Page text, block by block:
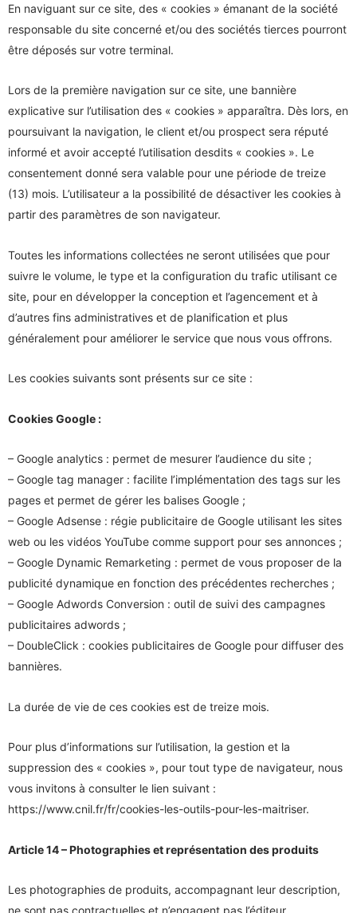
En naviguant sur ce site, des « cookies » émanant de la société
responsable du site concerné et/ou des sociétés tierces pourront
être déposés sur votre terminal.
Lors de la première navigation sur ce site, une bannière
explicative sur l’utilisation des « cookies » apparaîtra. Dès lors, en
poursuivant la navigation, le client et/ou prospect sera réputé
informé et avoir accepté l’utilisation desdits « cookies ». Le
consentement donné sera valable pour une période de treize
(13) mois. L’utilisateur a la possibilité de désactiver les cookies à
partir des paramètres de son navigateur.
Toutes les informations collectées ne seront utilisées que pour
suivre le volume, le type et la configuration du trafic utilisant ce
site, pour en développer la conception et l’agencement et à
d’autres fins administratives et de planification et plus
généralement pour améliorer le service que nous vous offrons.
Les cookies suivants sont présents sur ce site :
Cookies Google :
– Google analytics : permet de mesurer l’audience du site ;
– Google tag manager : facilite l’implémentation des tags sur les
pages et permet de gérer les balises Google ;
– Google Adsense : régie publicitaire de Google utilisant les sites
web ou les vidéos YouTube comme support pour ses annonces ;
– Google Dynamic Remarketing : permet de vous proposer de la
publicité dynamique en fonction des précédentes recherches ;
– Google Adwords Conversion : outil de suivi des campagnes
publicitaires adwords ;
– DoubleClick : cookies publicitaires de Google pour diffuser des
bannières.
La durée de vie de ces cookies est de treize mois.
Pour plus d’informations sur l’utilisation, la gestion et la
suppression des « cookies », pour tout type de navigateur, nous
vous invitons à consulter le lien suivant :
https://www.cnil.fr/fr/cookies-les-outils-pour-les-maitriser.
Article 14 – Photographies et représentation des produits
Les photographies de produits, accompagnant leur description,